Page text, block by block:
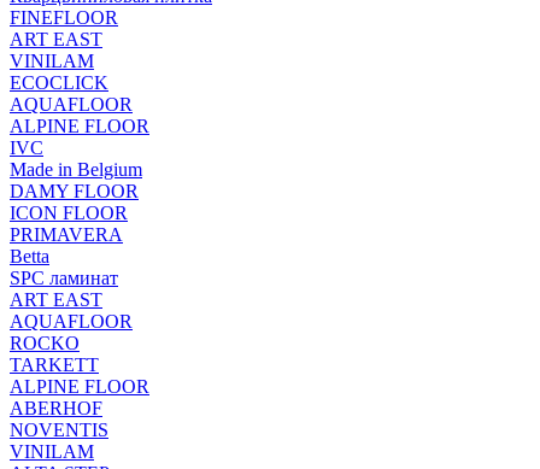
FINEFLOOR
ART EAST
VINILAM
ECOCLICK
AQUAFLOOR
ALPINE FLOOR
IVC
Made in Belgium
DAMY FLOOR
ICON FLOOR
PRIMAVERA
Betta
SPC ламинат
ART EAST
AQUAFLOOR
ROCKO
TARKETT
ALPINE FLOOR
ABERHOF
NOVENTIS
VINILAM